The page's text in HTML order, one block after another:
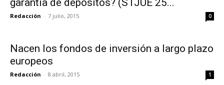
garantía de depósitos? (STJUE 25...
Redacción - 7 julio, 2015 0
Nacen los fondos de inversión a largo plazo
europeos
Redacción - 8 abril, 2015 1